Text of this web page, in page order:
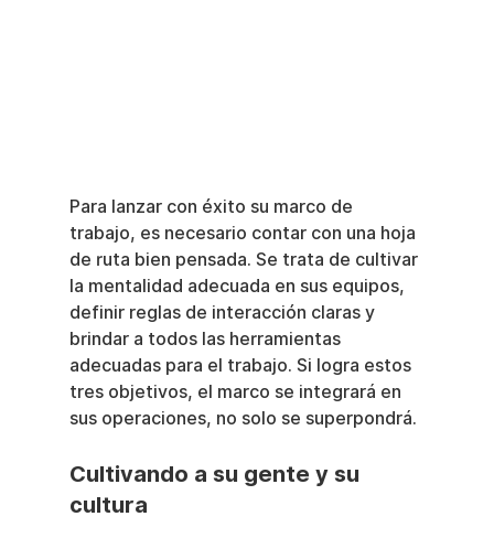
Para lanzar con éxito su marco de
trabajo, es necesario contar con una hoja
de ruta bien pensada. Se trata de cultivar
la mentalidad adecuada en sus equipos,
definir reglas de interacción claras y
brindar a todos las herramientas
adecuadas para el trabajo. Si logra estos
tres objetivos, el marco se integrará en
sus operaciones, no solo se superpondrá.
Cultivando a su gente y su
cultura